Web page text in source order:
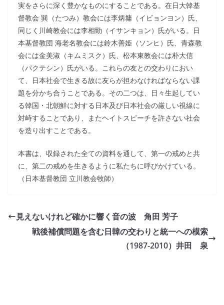
実をさらに深く豊かなものにすることである。在日大韓基
督教会 巽（たつみ）教会には李炳墉（イビョンヨン）氏、
同じく川崎教会には李相勁（イサンキョン）氏がいる。日
本基督教団 海老名教会には鈴木善姫（ソンヒ）氏、青森教
会には金美淑（キムミスク）氏、松本東教会には朴大信
（パクテシン）氏がいる。これらの友との交わりにおい
て、日本社会で生きる故に友らが担わなければならない課
題を分かち合うことである。その二つは、日々生起してい
る韓国・北朝鮮に対する日本及び日本社会の厳しい視線に
対峙することであり、またヘイトスピーチを許さない社会
を造り出すことである。
本書は、収録された全ての資料を通して、第一の戒めと共
に、第二の戒めを生きるように私たちに呼びかけている。
（日本基督教団 立川教会牧師）
見えないけれど確かに響く音の波 角田 芳子
戦後補償問題を含む日韓の交わりと統一への模索
（1987-2010）井田 泉